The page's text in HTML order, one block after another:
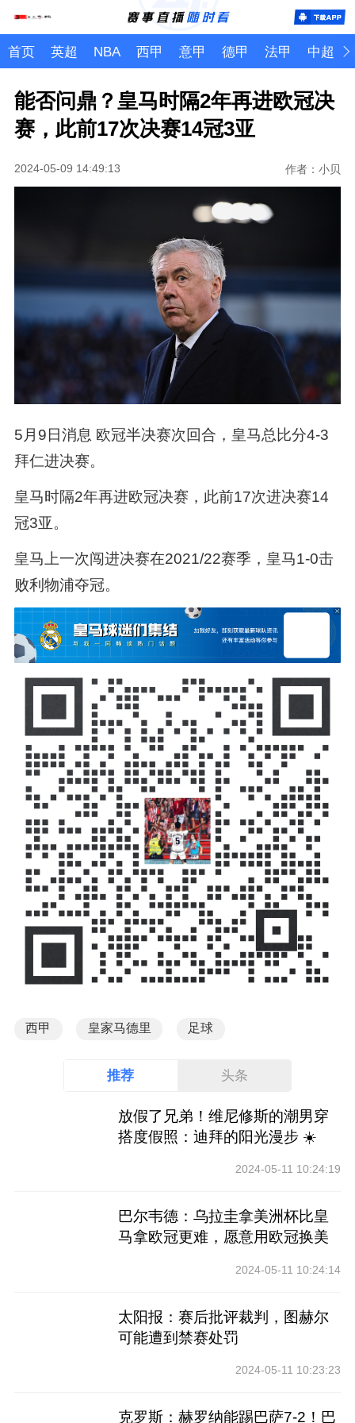
首页 英超 NBA 西甲 意甲 德甲 法甲 中超
能否问鼎？皇马时隔2年再进欧冠决
赛，此前17次决赛14冠3亚
2024-05-09 14:49:13 作者：小贝
5月9日消息 欧冠半决赛次回合，皇马总比分4-3
拜仁进决赛。
皇马时隔2年再进欧冠决赛，此前17次进决赛14
冠3亚。
皇马上一次闯进决赛在2021/22赛季，皇马1-0击
败利物浦夺冠。
西甲 皇家马德里 足球
推荐 头条
放假了兄弟！维尼修斯的潮男穿
搭度假照：迪拜的阳光漫步 ☀️
2024-05-11 10:24:19
巴尔韦德：乌拉圭拿美洲杯比皇
马拿欧冠更难，愿意用欧冠换美
2024-05-11 10:24:14
太阳报：赛后批评裁判，图赫尔
可能遭到禁赛处罚
2024-05-11 10:23:23
克罗斯：赫罗纳能踢巴萨7-2！巴